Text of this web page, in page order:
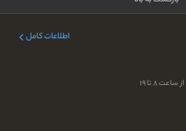
اطلاعات کامل
۸ تا ۱۹